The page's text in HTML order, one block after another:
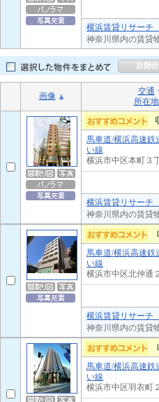
横浜賃貸リサーチ
神奈川県内の賃貸
画像
交通
所在地
馬車道/横浜高速鉄
い線
横浜市中区本町３
横浜賃貸リサーチ
神奈川県内の賃貸
馬車道/横浜高速鉄
い線
横浜市中区北仲通
横浜賃貸リサーチ
神奈川県内の賃貸
馬車道/横浜高速鉄
い線
横浜市中区羽衣町